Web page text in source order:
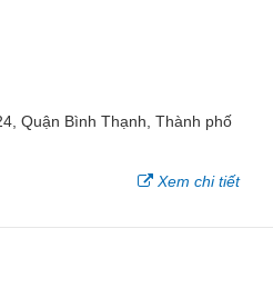
Quận Bình Thạnh, Thành phố
Xem chi tiết